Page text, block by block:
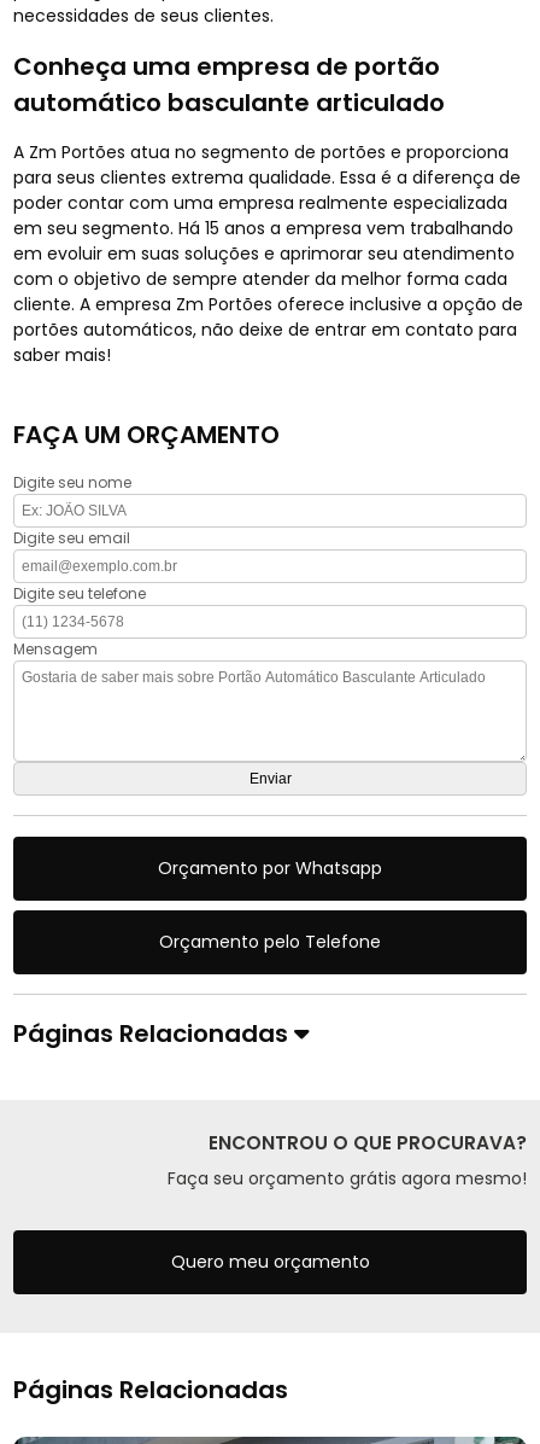
necessidades de seus clientes.
Conheça uma empresa de portão
automático basculante articulado
A Zm Portões atua no segmento de portões e proporciona
para seus clientes extrema qualidade. Essa é a diferença de
poder contar com uma empresa realmente especializada
em seu segmento. Há 15 anos a empresa vem trabalhando
em evoluir em suas soluções e aprimorar seu atendimento
com o objetivo de sempre atender da melhor forma cada
cliente. A empresa Zm Portões oferece inclusive a opção de
portões automáticos, não deixe de entrar em contato para
saber mais!
FAÇA UM ORÇAMENTO
Digite seu nome
Digite seu email
Digite seu telefone
Mensagem
Orçamento por Whatsapp
Orçamento pelo Telefone
Páginas Relacionadas
ENCONTROU O QUE PROCURAVA?
Faça seu orçamento grátis agora mesmo!
Quero meu orçamento
Páginas Relacionadas